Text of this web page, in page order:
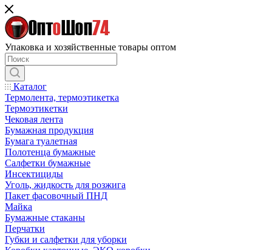
Упаковка и хозяйственные товары оптом
Каталог
Термолента, термоэтикетка
Термоэтикетки
Чековая лента
Бумажная продукция
Бумага туалетная
Полотенца бумажные
Салфетки бумажные
Инсектициды
Уголь, жидкость для розжига
Пакет фасовочный ПНД
Майка
Бумажные стаканы
Перчатки
Губки и салфетки для уборки